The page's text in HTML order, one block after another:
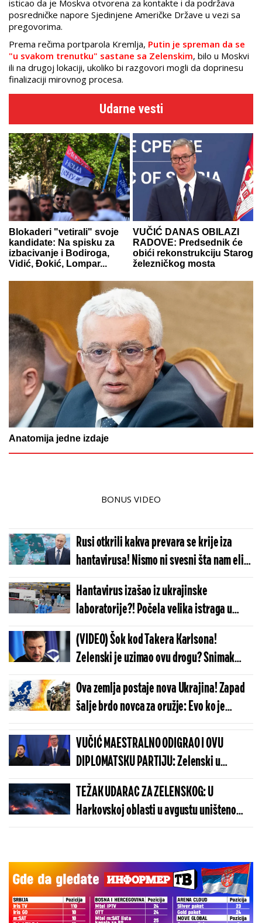
isticao da je Moskva otvorena za kontakte i da podržava
posredničke napore Sjedinjene Američke Države u vezi sa
pregovorima.
Prema rečima portparola Kremlja, Putin je spreman da se
"u svakom trenutku" sastane sa Zelenskim, bilo u Moskvi
ili na drugoj lokaciji, ukoliko bi razgovori mogli da doprinesu
finalizaciji mirovnog procesa.
Udarne vesti
Blokaderi "vetirali" svoje
kandidate: Na spisku za
izbacivanje i Bodiroga,
Vidić, Đokić, Lompar...
VUČIĆ DANAS OBILAZI
RADOVE: Predsednik će
obići rekonstrukciju Starog
železničkog mosta
Anatomija jedne izdaje
BONUS VIDEO
Rusi otkrili kakva prevara se krije iza
hantavirusa! Nismo ni svesni šta nam elite
spremaju: Ovo je pravi razlog histerije
Hantavirus izašao iz ukrajinske
laboratorije?! Počela velika istraga u
SAD, klupko se polako odmotava
(VIDEO) Šok kod Takera Karlsona!
Zelenski je uzimao ovu drogu? Snimak
zapalio svet, mreže gore zbog frapantnog
otkrića
Ova zemlja postaje nova Ukrajina! Zapad
šalje brdo novca za oružje: Evo ko je
sledeći na redu za stravičan obračun sa
Rusijom
VUČIĆ MAESTRALNO ODIGRAO I OVU
DIPLOMATSKU PARTIJU: Zelenski u
Beogradu potvrdio - Kosovo je Srbija
TEŽAK UDARAC ZA ZELENSKOG: U
Harkovskoj oblasti u avgustu uništeno
više od 100 „baba jaga“